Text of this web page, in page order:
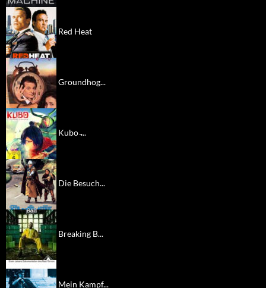
Red Heat
Groundhog...
Kubo ̵...
Die Besuch...
Breaking B...
Mein Kampf...